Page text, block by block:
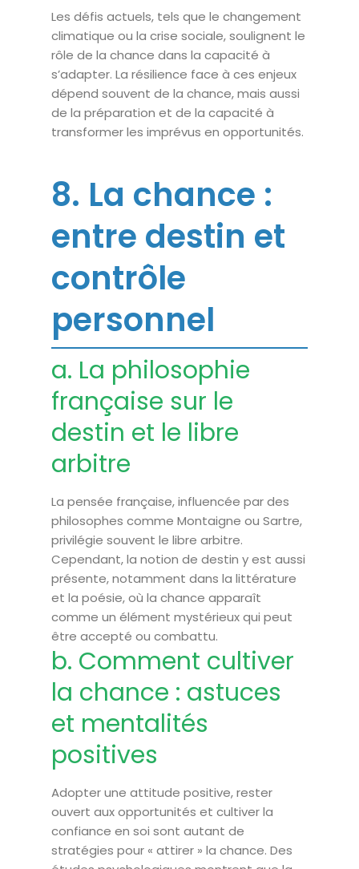
Les défis actuels, tels que le changement
climatique ou la crise sociale, soulignent le
rôle de la chance dans la capacité à
s’adapter. La résilience face à ces enjeux
dépend souvent de la chance, mais aussi
de la préparation et de la capacité à
transformer les imprévus en opportunités.
8. La chance :
entre destin et
contrôle
personnel
a. La philosophie
française sur le
destin et le libre
arbitre
La pensée française, influencée par des
philosophes comme Montaigne ou Sartre,
privilégie souvent le libre arbitre.
Cependant, la notion de destin y est aussi
présente, notamment dans la littérature
et la poésie, où la chance apparaît
comme un élément mystérieux qui peut
être accepté ou combattu.
b. Comment cultiver
la chance : astuces
et mentalités
positives
Adopter une attitude positive, rester
ouvert aux opportunités et cultiver la
confiance en soi sont autant de
stratégies pour « attirer » la chance. Des